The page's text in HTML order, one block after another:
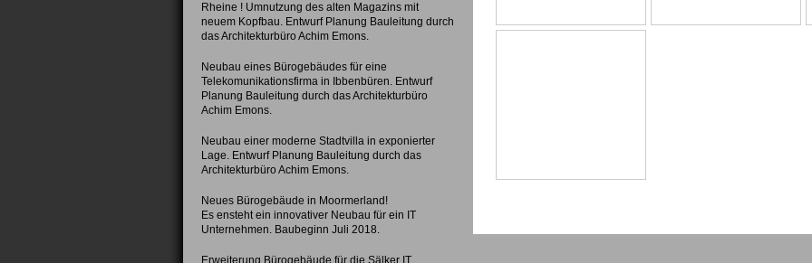
Rheine ! Umnutzung des alten Magazins mit
neuem Kopfbau. Entwurf Planung Bauleitung durch
das Architekturbüro Achim Emons.
Neubau eines Bürogebäudes für eine
Telekomunikationsfirma in Ibbenbüren. Entwurf
Planung Bauleitung durch das Architekturbüro
Achim Emons.
Neubau einer moderne Stadtvilla in exponierter
Lage. Entwurf Planung Bauleitung durch das
Architekturbüro Achim Emons.
Neues Bürogebäude in Moormerland!
Es ensteht ein innovativer Neubau für ein IT
Unternehmen. Baubeginn Juli 2018.
Erweiterung Bürogebäude für die Sälker IT